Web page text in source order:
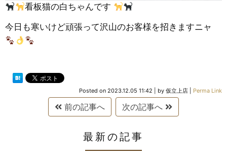
看板猫の白ちゃんです
今日も寒いけど頑張って沢山のお客様を招きますニャ
Posted on 2023.12.05 11:42 by 仮立上店 Perma Link
前の記事へ 次の記事へ
最新の記事